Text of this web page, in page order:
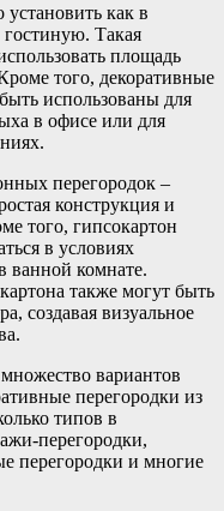
как в
Такая
площадь
того, декоративные
использованы для
в офисе или для
перегородок –
конструкция и
того, гипсокартон
в условиях
ванной комнате.
также могут быть
создавая визуальное
вариантов
перегородки из
типов в
перегородки,
перегородки и многие